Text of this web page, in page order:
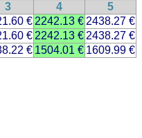
3 4
5
€ 2242.13 € 2438.27 €
€ 2242.13 € 2438.27 €
€ 1504.01 € 1609.99 €